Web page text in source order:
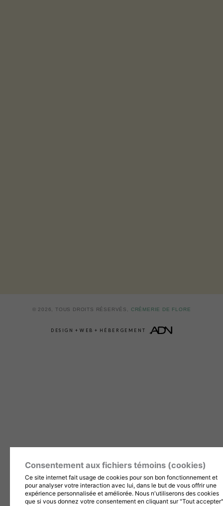
© 2026, TOUS DROITS RÉSERVÉS, CRÉMERIE DE FLORE
DESIGN + WEB + HÉBERGEMENT
Consentement aux fichiers témoins (cookies)
Ce site internet fait usage de cookies pour son bon fonctionnement et
pour analyser votre interaction avec lui, dans le but de vous offrir une
expérience personnalisée et améliorée. Nous n'utiliserons des cookies
que si vous donnez votre consentement en cliquant sur "Tout